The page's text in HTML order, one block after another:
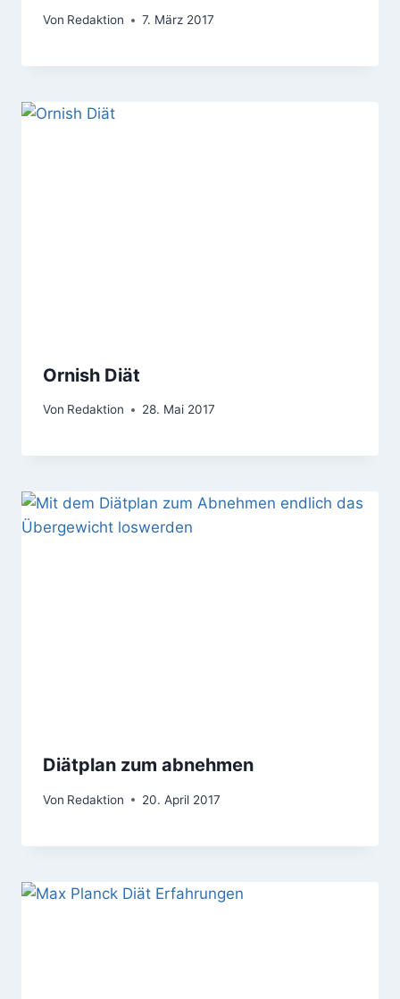
Von Redaktion 7. März 2017
Ornish Diät
Von Redaktion 28. Mai 2017
Diätplan zum abnehmen
Von Redaktion 20. April 2017